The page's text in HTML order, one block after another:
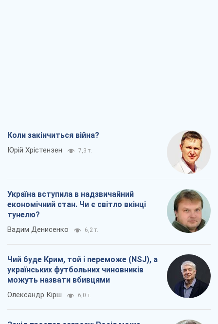
Коли закінчиться війна?
Юрій Хрістензен 7,3 т.
Україна вступила в надзвичайний
економічний стан. Чи є світло вкінці
тунелю?
Вадим Денисенко 6,2 т.
Чий буде Крим, той і переможе (NSJ), а
українських футбольних чиновників
можуть назвати вбивцями
Олександр Кірш 6,0 т.